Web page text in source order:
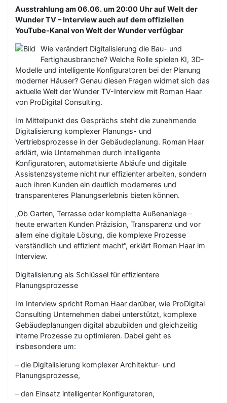
Ausstrahlung am 06.06. um 20:00 Uhr auf Welt der
Wunder TV – Interview auch auf dem offiziellen
YouTube-Kanal von Welt der Wunder verfügbar
Wie verändert Digitalisierung die Bau- und
Fertighausbranche? Welche Rolle spielen KI, 3D-
Modelle und intelligente Konfiguratoren bei der Planung
moderner Häuser? Genau diesen Fragen widmet sich das
aktuelle Welt der Wunder TV-Interview mit Roman Haar
von ProDigital Consulting.
Im Mittelpunkt des Gesprächs steht die zunehmende
Digitalisierung komplexer Planungs- und
Vertriebsprozesse in der Gebäudeplanung. Roman Haar
erklärt, wie Unternehmen durch intelligente
Konfiguratoren, automatisierte Abläufe und digitale
Assistenzsysteme nicht nur effizienter arbeiten, sondern
auch ihren Kunden ein deutlich moderneres und
transparenteres Planungserlebnis bieten können.
„Ob Garten, Terrasse oder komplette Außenanlage –
heute erwarten Kunden Präzision, Transparenz und vor
allem eine digitale Lösung, die komplexe Prozesse
verständlich und effizient macht“, erklärt Roman Haar im
Interview.
Digitalisierung als Schlüssel für effizientere
Planungsprozesse
Im Interview spricht Roman Haar darüber, wie ProDigital
Consulting Unternehmen dabei unterstützt, komplexe
Gebäudeplanungen digital abzubilden und gleichzeitig
interne Prozesse zu optimieren. Dabei geht es
insbesondere um:
– die Digitalisierung komplexer Architektur- und
Planungsprozesse,
– den Einsatz intelligenter Konfiguratoren,